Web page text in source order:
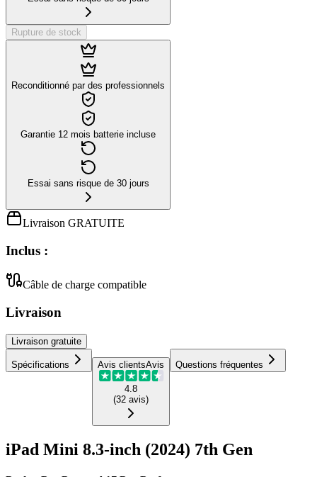
Rupture de stock
Reconditionné par des professionnels
Garantie 12 mois batterie incluse
Essai sans risque de 30 jours
Livraison GRATUITE
Inclus :
Câble de charge compatible
Livraison
Livraison gratuite
Spécifications Avis clientsAvis
4.8
(32 avis)
Questions fréquentes
iPad Mini 8.3-inch (2024) 7th Gen